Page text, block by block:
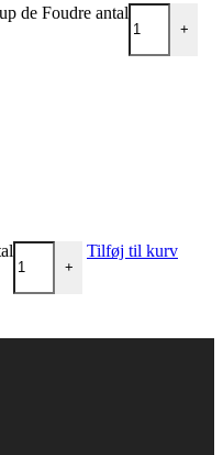
de Foudre antal
+
+
Tilføj til kurv